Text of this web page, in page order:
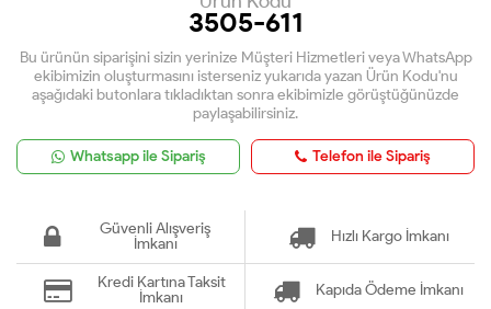
3505-611
Bu ürünün siparişini sizin yerinize Müşteri Hizmetleri veya WhatsApp
ekibimizin oluşturmasını isterseniz yukarıda yazan Ürün Kodu'nu
aşağıdaki butonlara tıkladıktan sonra ekibimizle görüştüğünüzde
paylaşabilirsiniz.
Whatsapp ile Sipariş Telefon ile Sipariş
Güvenli Alışveriş
İmkanı
Hızlı Kargo İmkanı
Kredi Kartına Taksit
İmkanı
Kapıda Ödeme İmkanı